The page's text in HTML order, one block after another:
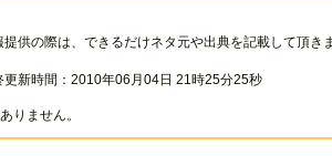
提供の際は、できるだけネタ元や出典を記載して頂き
更新時間：2010年06月04日 21時25分25秒
りません。